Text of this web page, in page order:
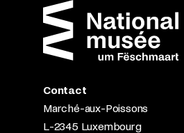
Contact
Marché-aux-Poissons
L-2345 Luxembourg